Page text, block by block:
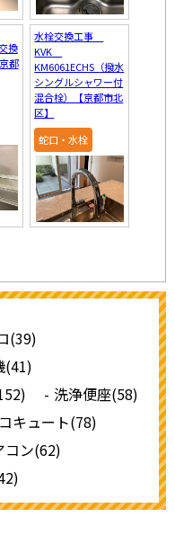
換
都
水栓交換工事
KVK
KM6061ECHS（撥水
シングルシャワー付
混合栓）【京都市北
区】
蛇口・水栓
(39)
(41)
洗浄便座(58)
キュート(78)
コン(62)